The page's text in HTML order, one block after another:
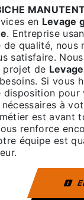
en Levage
. Entreprise
de qualité,
satisfaire.
projet de
Si vous
disposition pour
nécessaires à
est avant
renforce
équipe est